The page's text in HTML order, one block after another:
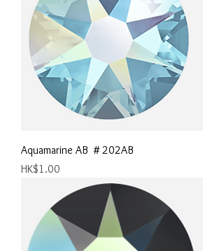
Aquamarine AB ＃202AB
價格
HK$1.00